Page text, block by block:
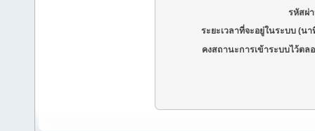
รหัสผ่
ระยะเวลาที่จะอยู่ในระบบ (นา
คงสถานะการเข้าระบบไว้ตล